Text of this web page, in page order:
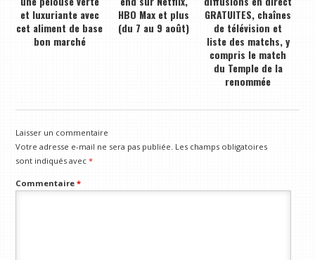
et luxuriante avec
cet aliment de base
bon marché
HBO Max et plus
(du 7 au 9 août)
GRATUITES, chaînes
de télévision et
liste des matchs, y
compris le match
du Temple de la
renommée
Laisser un commentaire
Votre adresse e-mail ne sera pas publiée. Les champs obligatoires
sont indiqués avec*
Commentaire*